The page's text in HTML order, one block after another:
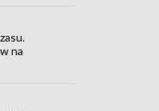
na